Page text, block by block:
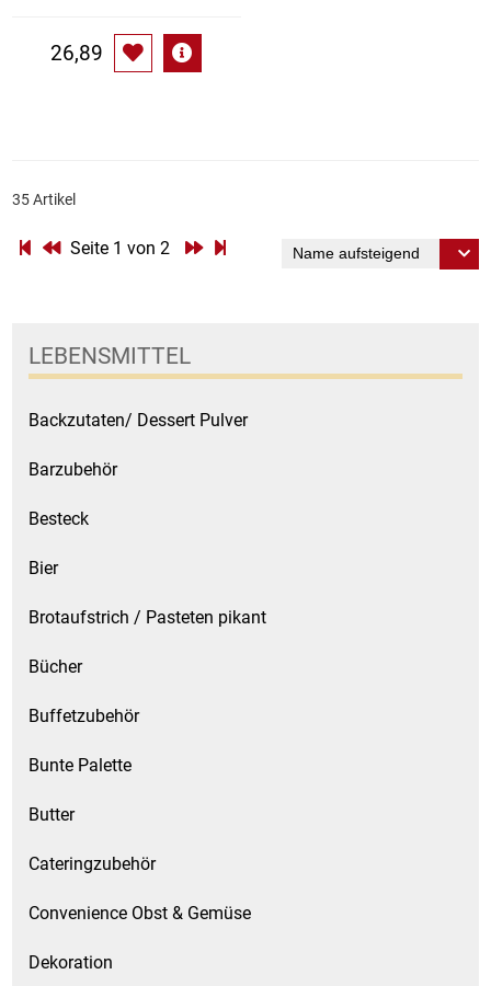
LEBENSMITTEL
Backzutaten/ Dessert Pulver
Barzubehör
Besteck
Bier
Brotaufstrich / Pasteten pikant
Bücher
Buffetzubehör
Bunte Palette
Butter
Cateringzubehör
Convenience Obst & Gemüse
Dekoration
26,89
35 Artikel
Seite 1 von 2